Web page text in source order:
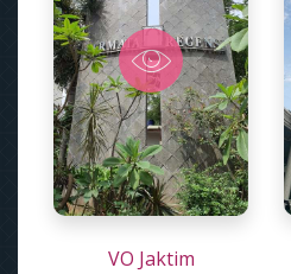
VO Jaktim